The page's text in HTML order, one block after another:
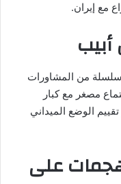
مع إيران.
سلسلة من المشاورات
مصغر مع كبار
الوضع الميداني
على